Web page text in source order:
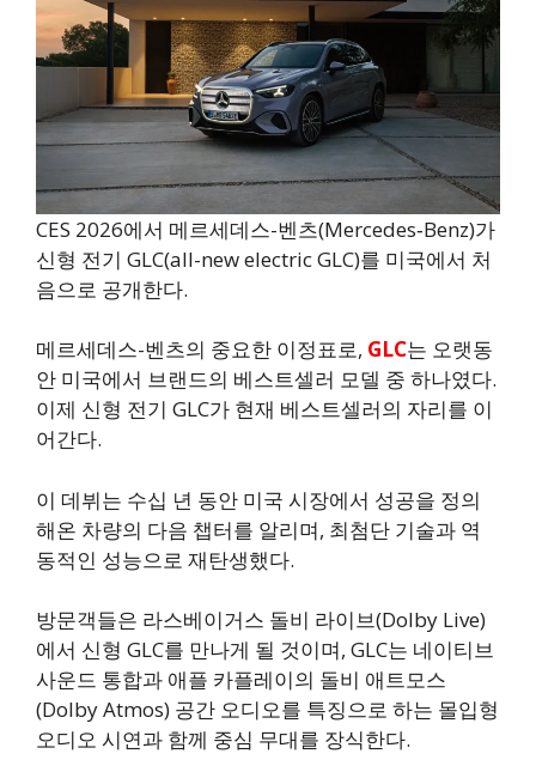
CES 2026에서 메르세데스-벤츠(Mercedes‑Benz)가
신형 전기 GLC(all-new electric GLC)를 미국에서 처
음으로 공개한다.
메르세데스-벤츠의 중요한 이정표로, GLC는 오랫동
안 미국에서 브랜드의 베스트셀러 모델 중 하나였다.
이제 신형 전기 GLC가 현재 베스트셀러의 자리를 이
어간다.
이 데뷔는 수십 년 동안 미국 시장에서 성공을 정의
해온 차량의 다음 챕터를 알리며, 최첨단 기술과 역
동적인 성능으로 재탄생했다.
방문객들은 라스베이거스 돌비 라이브(Dolby Live)
에서 신형 GLC를 만나게 될 것이며, GLC는 네이티브
사운드 통합과 애플 카플레이의 돌비 애트모스
(Dolby Atmos) 공간 오디오를 특징으로 하는 몰입형
오디오 시연과 함께 중심 무대를 장식한다.